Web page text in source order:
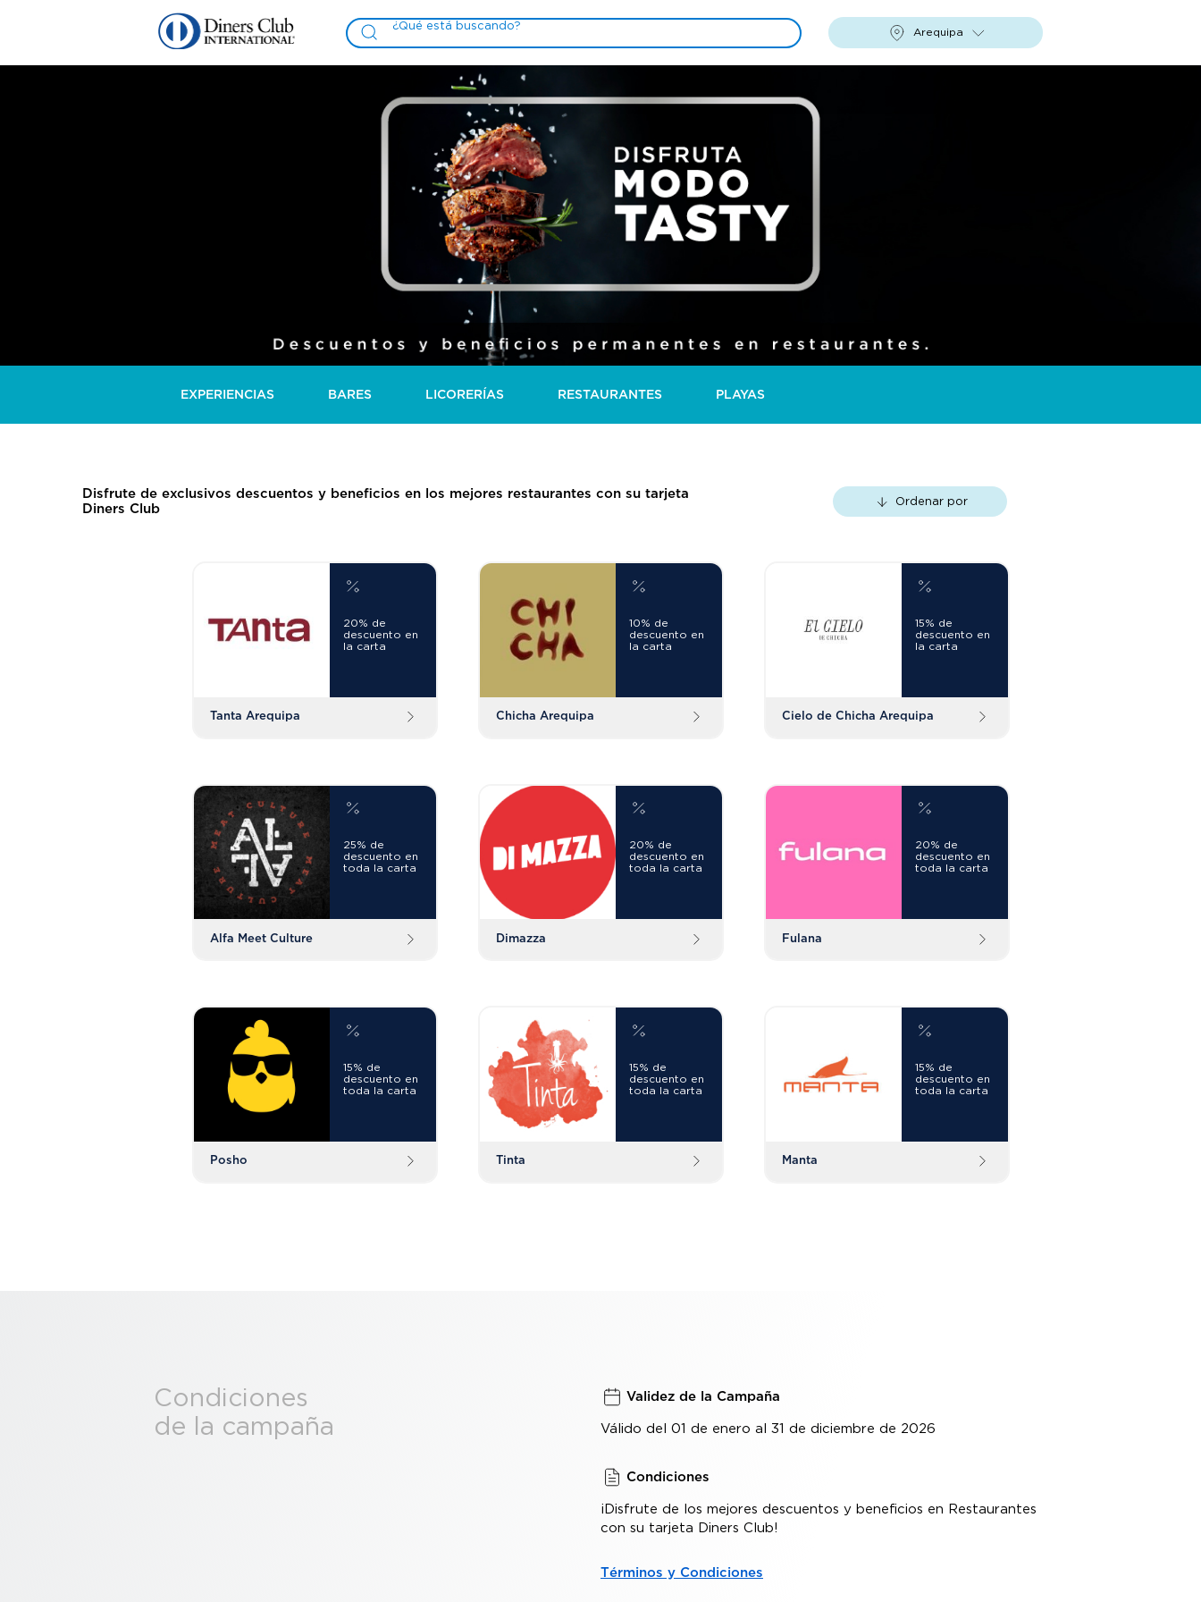
Arequipa
EXPERIENCIAS BARES LICORERÍAS RESTAURANTES PLAYAS
Disfrute de exclusivos descuentos y beneficios en los mejores restaurantes con su tarjeta
Diners Club
Ordenar por
20% de
descuento en
la carta
Tanta Arequipa
10% de
descuento en
la carta
Chicha Arequipa
15% de
descuento en
la carta
Cielo de Chicha Arequipa
25% de
descuento en
toda la carta
Alfa Meet Culture
20% de
descuento en
toda la carta
Dimazza
20% de
descuento en
toda la carta
Fulana
15% de
descuento en
toda la carta
Posho
15% de
descuento en
toda la carta
Tinta
15% de
descuento en
toda la carta
Manta
Condiciones
de la campaña
Validez de la Campaña
Válido del 01 de enero al 31 de diciembre de 2026
Condiciones
¡Disfrute de los mejores descuentos y beneficios en Restaurantes
con su tarjeta Diners Club!
Términos y Condiciones